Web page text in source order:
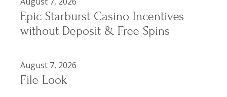
Epic Starburst Casino Incentives
without Deposit & Free Spins
August 7, 2026
File Look